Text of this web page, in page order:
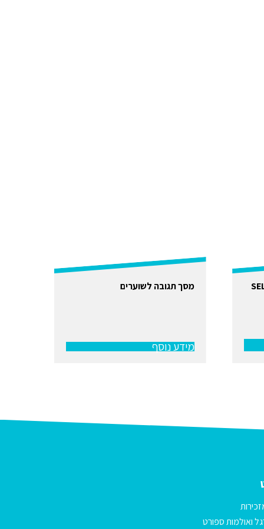
מסך תגובה לשוערים
מידע נוסף
ואולמות ספורט